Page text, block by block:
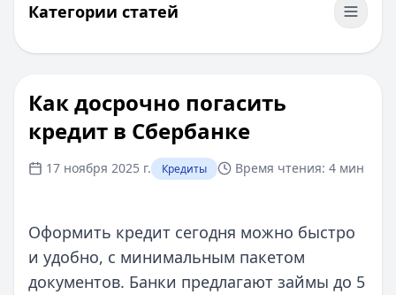
Категории статей
Как досрочно погасить
кредит в Сбербанке
17 ноября 2025 г. Кредиты Время чтения: 4 мин
Оформить кредит сегодня можно быстро
и удобно, с минимальным пакетом
документов. Банки предлагают займы до 5